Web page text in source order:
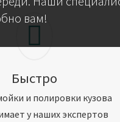
вам!
Быстро
и полировки кузова
у наших экспертов